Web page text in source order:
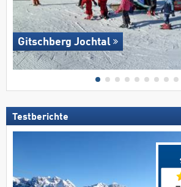
Gitschberg Jochtal
Testberichte